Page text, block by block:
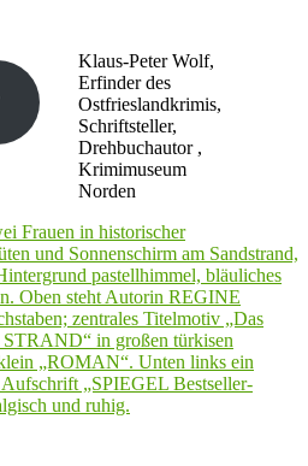
Klaus-Peter Wolf,
Erfinder des
Ostfrieslandkrimis,
Schriftsteller,
Drehbuchautor ,
Krimimuseum
Norden